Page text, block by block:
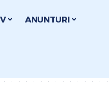
ANUNTURI